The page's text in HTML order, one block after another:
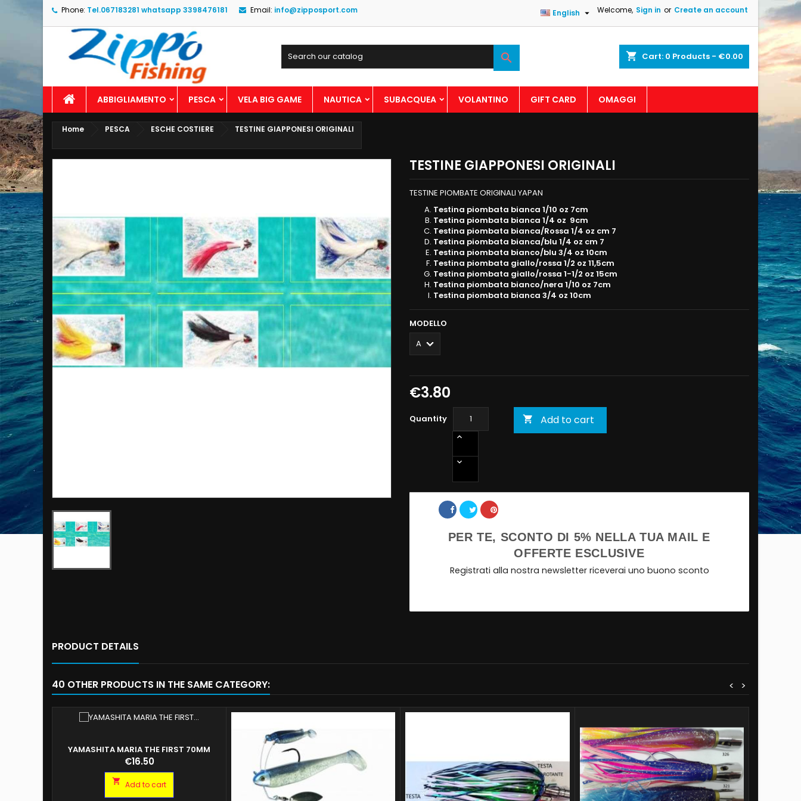
Phone: Tel.067183281 whatsapp 3398476181 Email: info@zipposport.com Welcome, Sign in or Create an account
English 
shopping_cart Cart: 0 Products - €0.00

ABBIGLIAMENTO PESCA VELA BIG GAME NAUTICA SUBACQUEA VOLANTINO GIFT CARD OMAGGI
Home PESCA ESCHE COSTIERE TESTINE GIAPPONESI ORIGINALI
TESTINE GIAPPONESI ORIGINALI
TESTINE PIOMBATE ORIGINALI YAPAN
Testina piombata bianca 1/10 oz 7cm
Testina piombata bianca 1/4 oz 9cm
Testina piombata bianca/Rossa 1/4 oz cm 7
Testina piombata bianca/blu 1/4 oz cm 7
Testina piombata bianco/blu 3/4 oz 10cm
Testina piombata giallo/rossa 1/2 oz 11,5cm
Testina piombata giallo/rossa 1-1/2 oz 15cm
Testina piombata bianco/nera 1/10 oz 7cm
Testina piombata bianca 3/4 oz 10cm
MODELLO
€3.80
Quantity  Add to cart
PER TE, SCONTO DI 5% NELLA TUA MAIL E
OFFERTE ESCLUSIVE
Registrati alla nostra newsletter riceverai uno buono sconto
PRODUCT DETAILS
40 OTHER PRODUCTS IN THE SAME CATEGORY: >
<
YAMASHITA MARIA THE FIRST 70MM
10GR
Price
€16.50
 Add to cart